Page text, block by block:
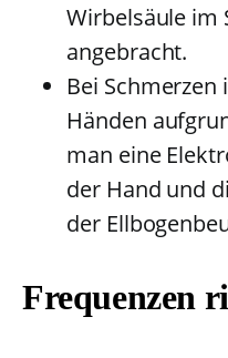
Wirbelsäule im
angebracht.
Bei
Händen
man eine
der Hand und
der
Frequenzen